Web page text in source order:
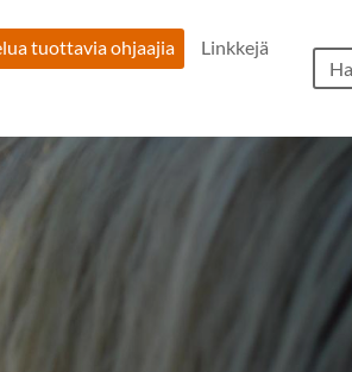
tuottavia ohjaajia
Linkkejä